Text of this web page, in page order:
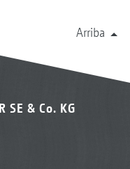
Arriba
SE & Co. KG